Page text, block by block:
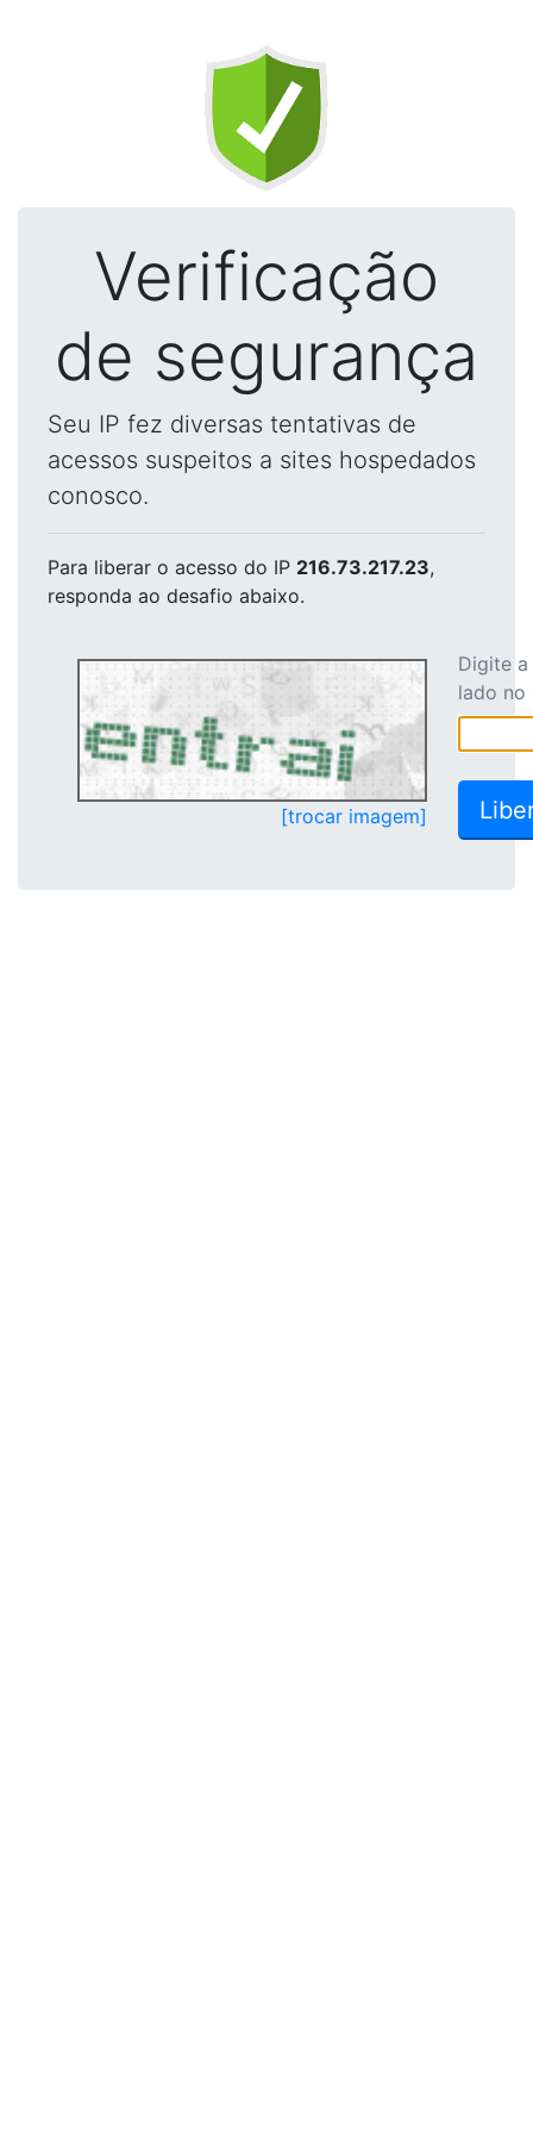
Verificação
de segurança
Seu IP fez diversas tentativas de
acessos suspeitos a sites hospedados
conosco.
Para liberar o acesso do IP 216.73.217.23,
responda ao desafio abaixo.
[trocar imagem]
Digite
lado no